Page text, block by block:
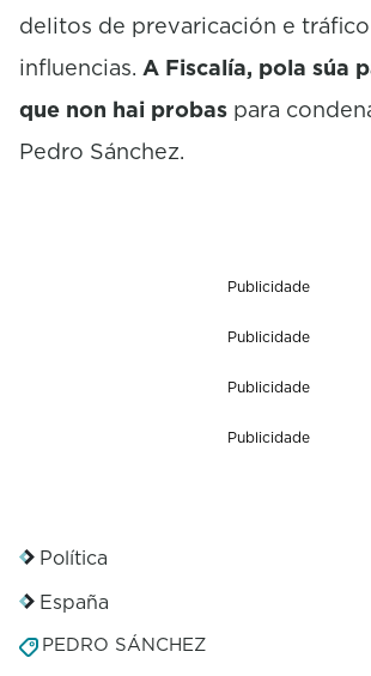
delitos de prevaricación e
influencias. A Fiscalía, pola súa
que non hai probas para
Pedro Sánchez.
Publicidade
Publicidade
Publicidade
Publicidade
Política
España
PEDRO SÁNCHEZ